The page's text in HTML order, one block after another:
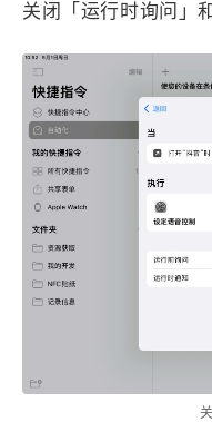
关闭「运行时询问」